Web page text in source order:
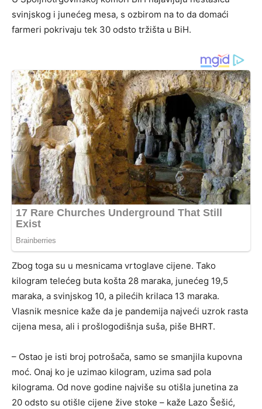
svinjskog i junećeg mesa, s ozbirom na to da domaći
farmeri pokrivaju tek 30 odsto tržišta u BiH.
Zbog toga su u mesnicama vrtoglave cijene. Tako
kilogram telećeg buta košta 28 maraka, junećeg 19,5
maraka, a svinjskog 10, a pilećih krilaca 13 maraka.
Vlasnik mesnice kaže da je pandemija najveći uzrok rasta
cijena mesa, ali i prošlogodišnja suša, piše BHRT.
– Ostao je isti broj potrošača, samo se smanjila kupovna
moć. Onaj ko je uzimao kilogram, uzima sad pola
kilograma. Od nove godine najviše su otišla junetina za
20 odsto su otišle cijene žive stoke – kaže Lazo Šešić,